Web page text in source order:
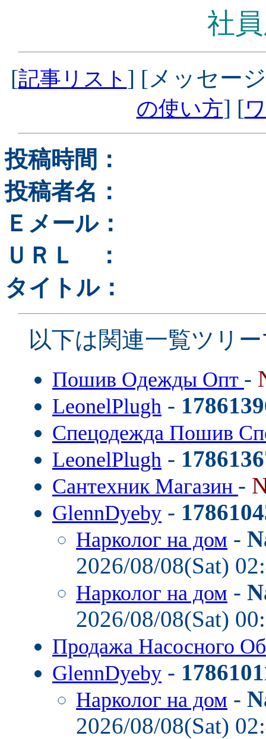
社
[記事リスト ] [メッセー
の使い方] [
投稿時間：
投稿者名：
Ｅメール：
ＵＲＬ ：
タイトル：
以下は関連一覧ツリ
Пошив Одежды Опт -
LeonelPlugh -
Спецодежда Пошив
LeonelPlugh -
Сантехник Магазин -
GlennDyeby -
Нарколог на дом -
2026/08/08(Sat)
Нарколог на дом -
2026/08/08(Sat)
Продажа Насосного
GlennDyeby -
Нарколог на дом -
2026/08/08(Sat)